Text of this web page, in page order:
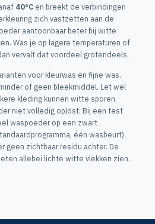
40°C en breekt de verbindingen
zich vastzetten aan de
aantoonbaar beter bij witte
Was je op lagere temperaturen of
vervalt dat voordeel grotendeels.
voor kleurwas en fijne was.
of geen bleekmiddel. Let wel
kleding kunnen witte sporen
niet volledig oplost. Bij een test
waspoeder op een zwart
één wasbeurt)
geen zichtbaar residu achter. De
allebei lichte witte vlekken zien.